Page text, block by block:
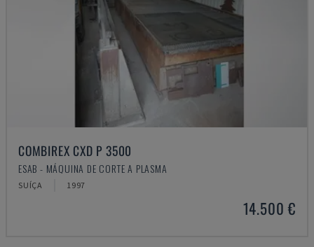
COMBIREX CXD P 3500
ESAB - MÁQUINA DE CORTE A PLASMA
SUÍÇA 1997
14.500 €